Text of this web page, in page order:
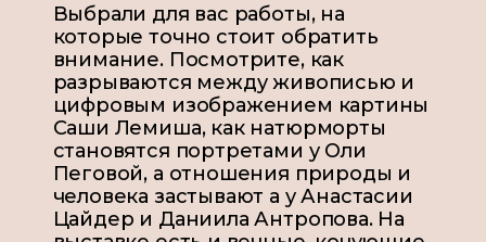
Выбрали для вас работы, на
которые точно стоит обратить
внимание. Посмотрите, как
разрываются между живописью и
цифровым изображением картины
Саши Лемиша, как натюрморты
становятся портретами у Оли
Пеговой, а отношения природы и
человека застывают а у Анастасии
Цайдер и Даниила Антропова. На